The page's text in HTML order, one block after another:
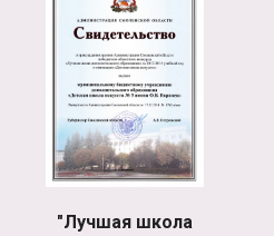
"Лучшая школа